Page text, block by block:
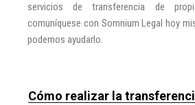
servicios de transferencia de
comuníquese con Somnium Legal hoy
podemos ayudarlo.
Cómo realizar la